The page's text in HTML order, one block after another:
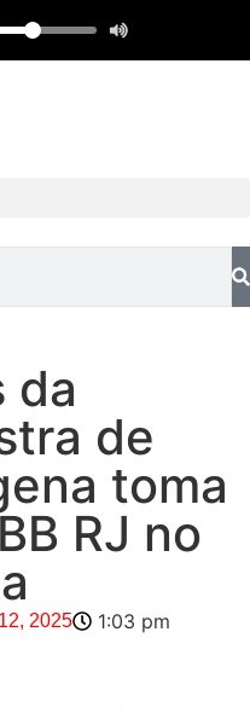
da
de
toma
RJ no
2025 1:03 pm